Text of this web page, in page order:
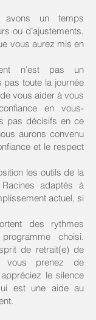
avons un temps
ou d’ajustements,
vous aurez mis en
n’est pas un
toute la journée
vous aider à vous
en vous-
pas décisifs en ce
aurons convenu
et le respect
les outils de la
adaptés à
actuel, si
des rythmes
choisi.
de retrait(e) de
vous prenez de
le silence
est une aide au